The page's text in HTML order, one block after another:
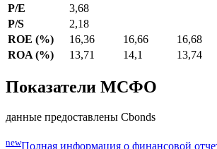
P/E
3,68
P/S
2,18
ROE (%)
16,36 16,66 16,68
ROA (%)
13,71 14,1 13,74
Показатели МСФО
данные предоставлены Cbonds
newПолная информация о финансовой